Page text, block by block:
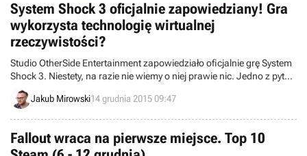
System Shock 3 oficjalnie zapowiedziany! Gra
wykorzysta technologię wirtualnej
rzeczywistości?
Studio OtherSide Entertainment zapowiedziało oficjalnie grę System
Shock 3. Niestety, na razie nie wiemy o niej prawie nic. Jedno z pytań
zadawane przy okazji zapisywania się do newslettera sugeruje
jednak, że produkcja ta może wykorzystać technologię wirtualnej
Jakub Mirowski14 grudnia 2015 09:47
Fallout wraca na pierwsze miejsce. Top 10